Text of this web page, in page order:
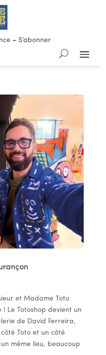
– S’abonner
et Madame Toto
Le Totoshop devient un
de David Ferreira,
Toto et un côté
même lieu, beaucoup